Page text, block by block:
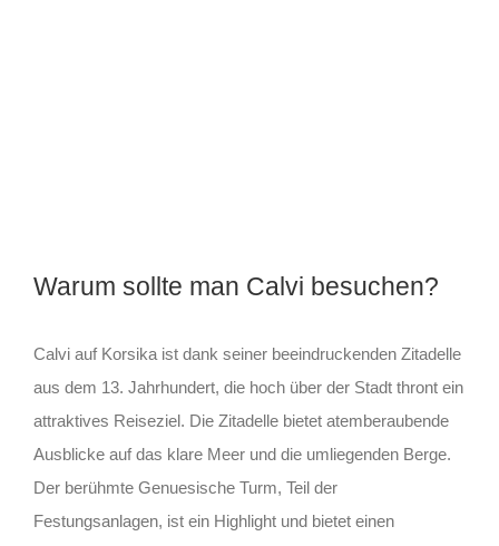
Warum sollte man Calvi besuchen?
Calvi auf Korsika ist dank seiner beeindruckenden Zitadelle
aus dem 13. Jahrhundert, die hoch über der Stadt thront ein
attraktives Reiseziel. Die Zitadelle bietet atemberaubende
Ausblicke auf das klare Meer und die umliegenden Berge.
Der berühmte Genuesische Turm, Teil der
Festungsanlagen, ist ein Highlight und bietet einen